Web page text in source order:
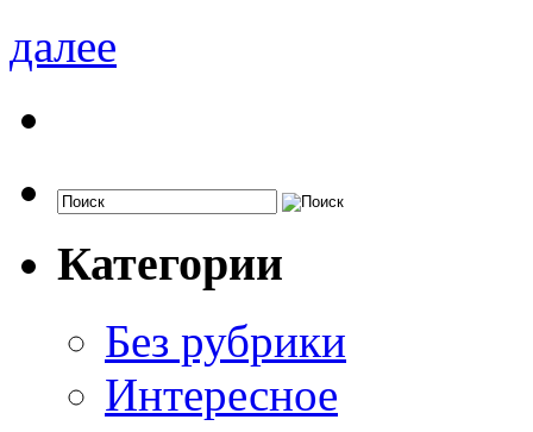
далее
Категории
Без рубрики
Интересное